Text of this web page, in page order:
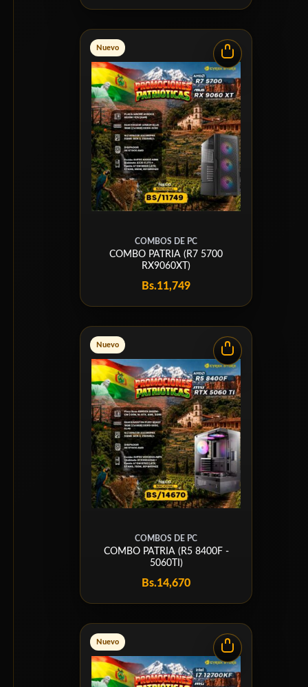
Nuevo
COMBOS DE PC
COMBO PATRIA (R7 5700
RX9060XT)
Bs.11,749
Nuevo
COMBOS DE PC
COMBO PATRIA (R5 8400F -
5060TI)
Bs.14,670
Nuevo